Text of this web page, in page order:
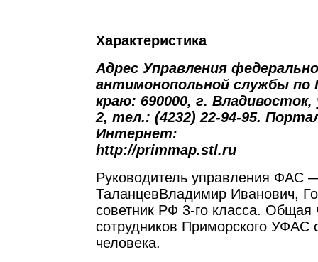
Характеристика
Адрес Управления
антимонопольной службы по
краю: 690000, г. Владивосток,
2, тел.: (4232) 22-94-95.
Интернет:
http://primmap.stl.ru
Руководитель управления ФАС
ТаланцевВладимир Иванович,
советник РФ 3-го класса. Общая
сотрудников Приморского УФАС
человека.